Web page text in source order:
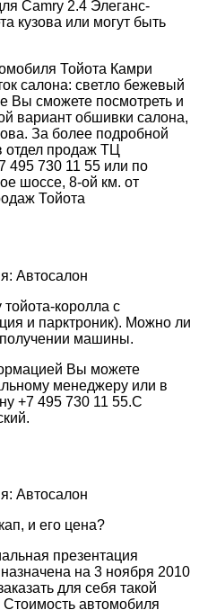
Camry 2.4 Элеганс-
кузова или могут быть
Тойота Камри
салона: светло бежевый
Вы сможете посмотреть и
вариант обшивки салона,
За более подробной
продаж ТЦ
495 730 11 55 или по
шоссе, 8-ой км. от
Тойота
Автосалон
королла с
и парктроник). Можно ли
машины.
Вы можете
менеджеру или в
+7 495 730 11 55.С
Автосалон
и его цена?
презентация
на 3 ноября 2010
для себя такой
автомобиля